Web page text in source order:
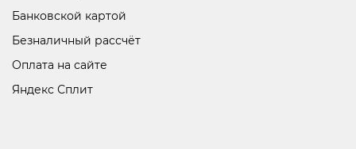
Банковской картой
Безналичный рассчёт
Оплата на сайте
Яндекс Сплит